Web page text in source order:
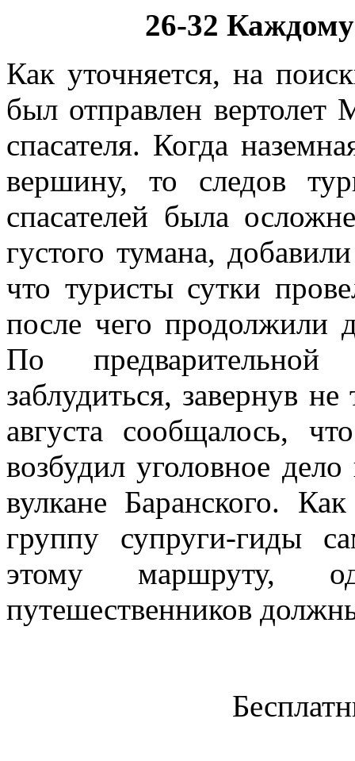
26-32
Как уточняется, на
был отправлен
спасателя. Когда
вершину, то следов
спасателей была
густого тумана,
что туристы сутки
после чего продолжили
По
заблудиться, завернув
августа сообщалось,
возбудил уголовное
вулкане Баранского.
группу супруги-гиды
этому маршруту,
путешественников